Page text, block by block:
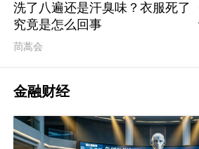
洗了八遍还是汗臭味？衣服死了
究竟是怎么回事
茼蒿会
金融财经